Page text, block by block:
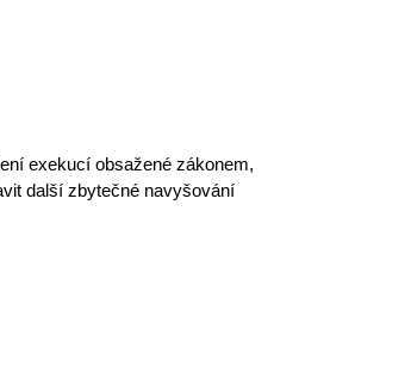
exekucí obsažené zákonem,
další zbytečné navyšování